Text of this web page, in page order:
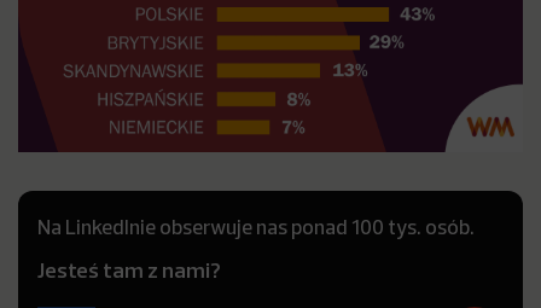
Na LinkedInie obserwuje nas ponad 100 tys. osób.
Jesteś tam z nami?